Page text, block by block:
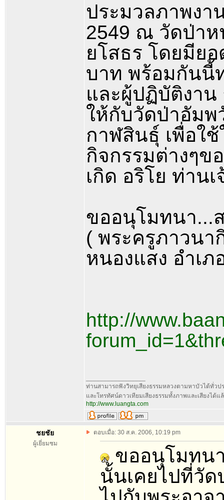
ประมวลภาพงา
2549 ณ วัดป่าห
ยโสธร โดยมีย
บาท พร้อมกันนี้
และผู้ปฏิบัติงา
ให้กับวัดป่าอัมพ
กาฬสินธุ์ เพื่อใ
กิจกรรมต่างๆข
เกิด อริโย ท่าน
ขออนุโมทนา...
( พระครูภาวนา
หนองแสง อำเภ
http://
ท่านสามารถฟังวิทยุเสียงธรรมหลวงตามหาบัวได้ทั่วป
และโทรทัศน์ดาวเทียมเสียงธรรมทั้งภาพและเสียงได้แ
http://www.luangta.com
ชยชัย
ผู้เยี่ยมชม
ตอบเมื่อ: 30 ส.ค. 2006, 10:19 pm
ขออนุโมทน
นั้นเคยไปที่วั